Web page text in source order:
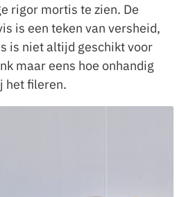
rigor mortis te zien. De
is een teken van versheid,
is niet altijd geschikt voor
maar eens hoe onhandig
het fileren.